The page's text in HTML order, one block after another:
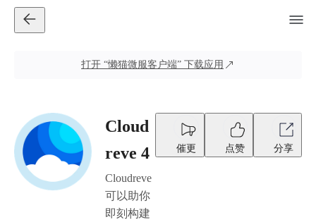
打开 “懒猫微服客户端” 下载应用
Cloud
reve 4
Cloudreve
可以助你
即刻构建
催更 点赞 分享